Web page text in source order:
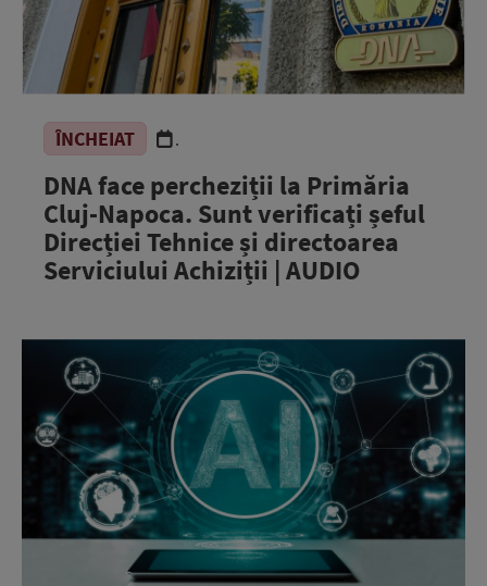
ÎNCHEIAT .
DNA face percheziții la Primăria
Cluj-Napoca. Sunt verificați șeful
Direcției Tehnice și directoarea
Serviciului Achiziții | AUDIO